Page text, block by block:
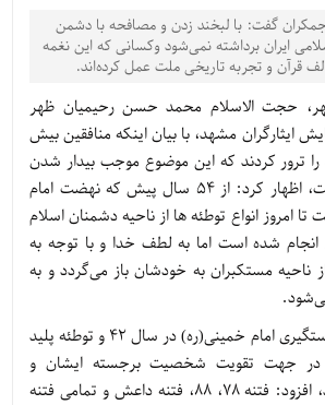
گفت: با لبخند زدن و مصافحه با دشمن
ایران برداشته نمی‌شود وکسانی که این نغمه
قرآن و تجربه تاریخی ملت عمل کرده‌اند.
حجت الاسلام محمد حسن رحیمیان ظهر
ایثارگران مشهد، با بیان اینکه منافقین بیش
را ترور کردند که این موضوع موجب بیدار شدن
ملت اسلامی شده است، اظهار کرد: از ۵۴ سال پیش که نهضت امام
امروز انواع توطئه ها از ناحیه دشمنان اسلام
انجام شده است اما به لطف خدا و با توجه به
ناحیه مستکبران به خودشان باز می‌گردد و به
وی با اشاره به اینکه دستگیری امام خمینی(ره) در سال ۴۲ و توطئه پلید
در جهت تقویت شخصیت برجسته ایشان و
تضعیف رژیم شاه شد، افزود: فتنه ۷۸، ۸۸، فتنه داعش و تمامی فتنه